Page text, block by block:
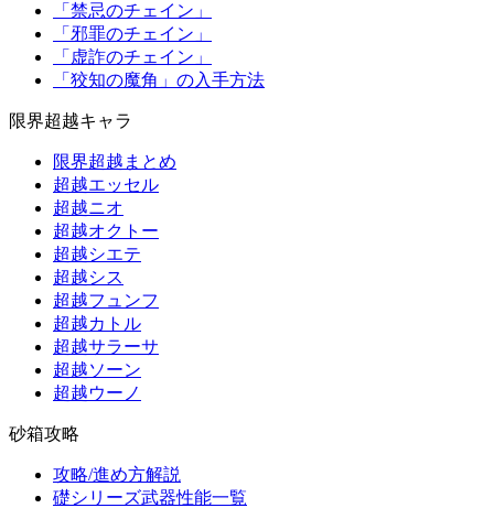
「禁忌のチェイン」
「邪罪のチェイン」
「虚詐のチェイン」
「狡知の魔角」の入手方法
限界超越キャラ
限界超越まとめ
超越エッセル
超越ニオ
超越オクトー
超越シエテ
超越シス
超越フュンフ
超越カトル
超越サラーサ
超越ソーン
超越ウーノ
砂箱攻略
攻略/進め方解説
礎シリーズ武器性能一覧